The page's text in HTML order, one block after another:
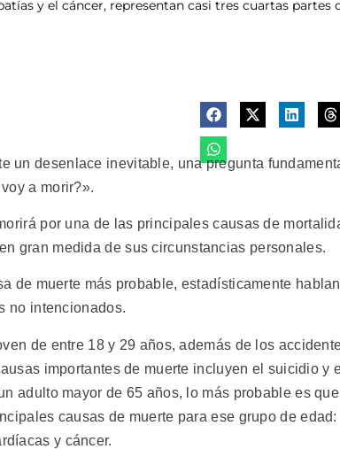
y el cáncer, representan casi tres cuartas
un desenlace inevitable, una pregunta
a morir?».
por una de las principales causas de
gran medida de sus circunstancias personales.
de muerte más probable, estadísticamente
no intencionados.
de entre 18 y 29 años, además de los
importantes de muerte incluyen el suicidio y
adulto mayor de 65 años, lo más probable es que
causas de muerte para ese grupo de edad:
y cáncer.